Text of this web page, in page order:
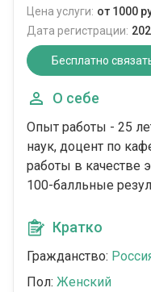
Цена услуги: от 1000
Дата регистрации:
Бесплатно
О себе
Опыт работы - 25
наук, доцент по
работы в качестве
100-балльные
Кратко
Гражданство:
Пол: Женский